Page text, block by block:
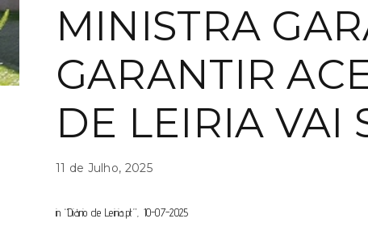
MINISTRA
GARANTIR
DE LEIRIA VAI
11 de Julho, 2025
in “Diário de Leiria.pt”, 10-07-2025